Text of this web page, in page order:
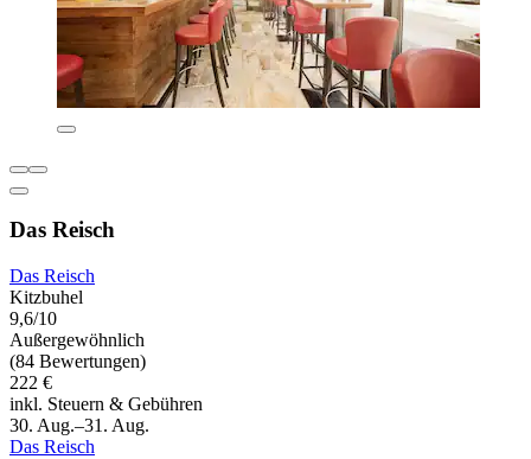
Das Reisch
Das Reisch
Kitzbuhel
9,6/10
Außergewöhnlich
(84 Bewertungen)
222 €
inkl. Steuern & Gebühren
30. Aug.–31. Aug.
Das Reisch